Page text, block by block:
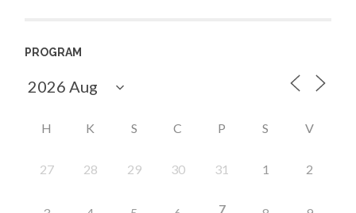
PROGRAM
H K S C P S V
27 28 29 30 31 1 2
7